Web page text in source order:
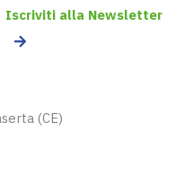
Iscriviti alla Newsletter
(CE)